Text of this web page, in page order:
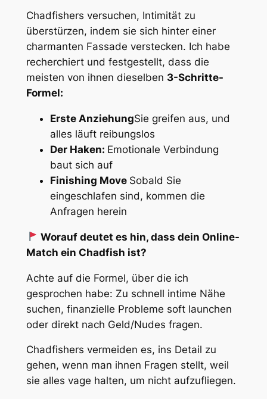
Chadfishers versuchen, Intimität zu
überstürzen, indem sie sich hinter einer
charmanten Fassade verstecken. Ich habe
recherchiert und festgestellt, dass die
meisten von ihnen dieselben 3-Schritte-
Formel:
Erste AnziehungSie greifen aus, und
alles läuft reibungslos
Der Haken: Emotionale Verbindung
baut sich auf
Finishing Move Sobald Sie
eingeschlafen sind, kommen die
Anfragen herein
Worauf deutet es hin, dass dein Online-
Match ein Chadfish ist?
Achte auf die Formel, über die ich
gesprochen habe: Zu schnell intime Nähe
suchen, finanzielle Probleme soft launchen
oder direkt nach Geld/Nudes fragen.
Chadfishers vermeiden es, ins Detail zu
gehen, wenn man ihnen Fragen stellt, weil
sie alles vage halten, um nicht aufzufliegen.